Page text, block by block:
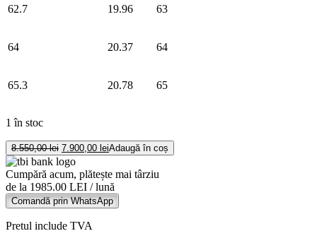
62.7 19.96 63
64 20.37 64
65.3 20.78 65
1 în stoc
Cantitate
Inel
din
aur
alb
18K
cu
8.550,00lei Prețul
inițial
a
fost:
8.550,00 lei.
7.900,00 leiPrețul
curent
7.900,00 lei.
Adaugă în coș
Cumpără acum, plătește mai târziu
de la 1985.00 LEI / lună
Comandă prin WhatsApp
Pretul include TVA